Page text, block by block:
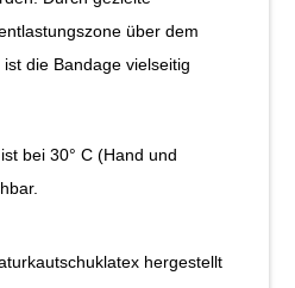
über dem
die Bandage vielseitig
bei 30° C (Hand­ und
hergestellt